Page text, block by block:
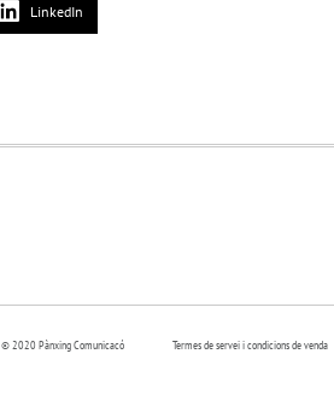
LinkedIn
© 2020 Pànxing Comunicacó Termes de servei i condicions de venda